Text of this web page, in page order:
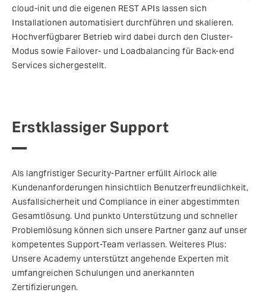
cloud-init und die eigenen REST APIs lassen sich
Installationen automatisiert durchführen und skalieren.
Hochverfügbarer Betrieb wird dabei durch den Cluster-
Modus sowie Failover- und Loadbalancing für Back-end
Services sichergestellt.
Erstklassiger Support
Als langfristiger Security-Partner erfüllt Airlock alle
Kundenanforderungen hinsichtlich Benutzerfreundlichkeit,
Ausfallsicherheit und Compliance in einer abgestimmten
Gesamtlösung. Und punkto Unterstützung und schneller
Problemlösung können sich unsere Partner ganz auf unser
kompetentes Support-Team verlassen. Weiteres Plus:
Unsere Academy unterstützt angehende Experten mit
umfangreichen Schulungen und anerkannten
Zertifizierungen.